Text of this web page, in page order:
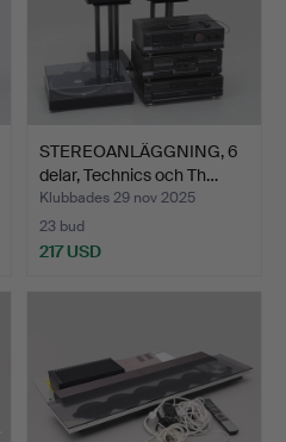
STEREOANLÄGGNING, 6
delar, Technics och Th…
Klubbades 29 nov 2025
23 bud
217 USD